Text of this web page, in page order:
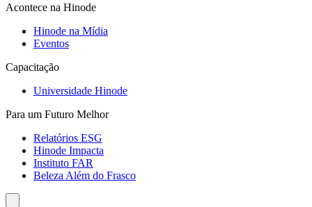
Acontece na Hinode
Hinode na Mídia
Eventos
Capacitação
Universidade Hinode
Para um Futuro Melhor
Relatórios ESG
Hinode Impacta
Instituto FAR
Beleza Além do Frasco